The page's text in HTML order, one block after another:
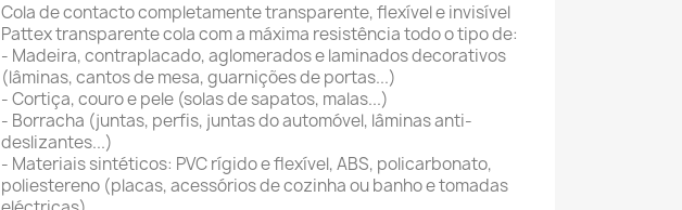
Cola de contacto completamente transparente, flexível e invisível
Pattex transparente cola com a máxima resistência todo o tipo de:
- Madeira, contraplacado, aglomerados e laminados decorativos
(lâminas, cantos de mesa, guarnições de portas...)
- Cortiça, couro e pele (solas de sapatos, malas...)
- Borracha (juntas, perfis, juntas do automóvel, lâminas anti-
deslizantes...)
- Materiais sintéticos: PVC rígido e flexível, ABS, policarbonato,
poliestereno (placas, acessórios de cozinha ou banho e tomadas